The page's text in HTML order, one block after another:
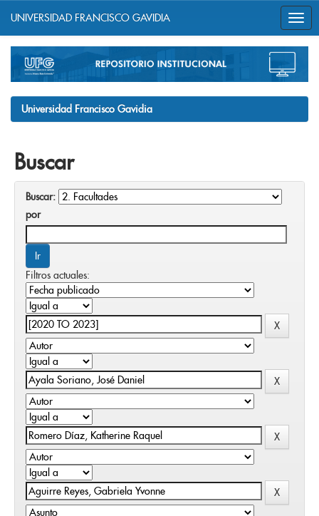
navigation
UNIVERSIDAD FRANCISCO GAVIDIA
Universidad Francisco Gavidia
Buscar
Buscar:
por
Filtros actuales: